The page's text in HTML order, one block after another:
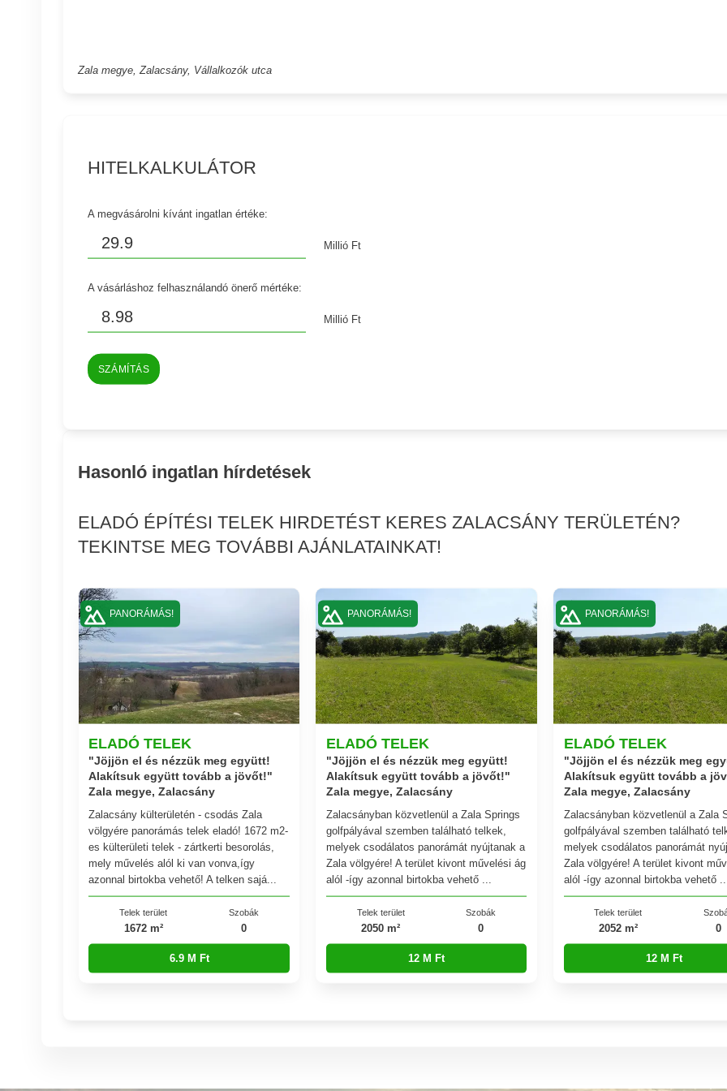
Zala megye, Zalacsány, Vállalkozók utca
HITELKALKULÁTOR
A megvásárolni kívánt ingatlan értéke:
Millió Ft
A vásárláshoz felhasználandó önerő mértéke:
Millió Ft
SZÁMÍTÁS
Hasonló ingatlan hírdetések
ELADÓ ÉPÍTÉSI TELEK HIRDETÉST KERES ZALACSÁNY TERÜLETÉN?
TEKINTSE MEG TOVÁBBI AJÁNLATAINKAT!
ELADÓ TELEK
"Jöjjön el és nézzük meg együtt!
Alakítsuk együtt tovább a jövőt!"
Zala megye, Zalacsány
Zalacsány külterületén - csodás Zala
völgyére panorámás telek eladó! 1672 m2-
es külterületi telek - zártkerti besorolás,
mely művelés alól ki van vonva,így
azonnal birtokba vehető! A telken sajá...
Telek terület
1672 m²
Szobák
0
6.9 M Ft
PANORÁMÁS!
ELADÓ TELEK
"Jöjjön el és nézzük meg együtt!
Alakítsuk együtt tovább a jövőt!"
Zala megye, Zalacsány
Zalacsányban közvetlenül a Zala Springs
golfpályával szemben található telkek,
melyek csodálatos panorámát nyújtanak a
Zala völgyére! A terület kivont művelési ág
alól -így azonnal birtokba vehető ...
Telek terület
2050 m²
Szobák
0
12 M Ft
PANORÁMÁS!
ELADÓ TELEK
"Jöjjön el és nézzük meg
Alakítsuk együtt tovább a
Zala megye, Zalacsány
Zalacsányban közvetlenül a Zala
golfpályával szemben található
melyek csodálatos panorámát
Zala völgyére! A terület kivont
alól -így azonnal birtokba vehető
Telek terület
2052 m² 0
12 M Ft
PANORÁMÁS!